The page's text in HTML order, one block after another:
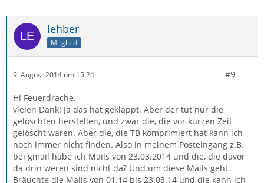
lehber
Mitglied
9. August 2014 um 15:24 #9
Hi Feuerdrache,
vielen Dank! Ja das hat geklappt. Aber der tut nur die
gelöschten herstellen, und zwar die, die vor kurzen Zeit
gelöscht waren. Aber die, die TB komprimiert hat kann ich
noch immer nicht finden. Also in meinem Posteingang z.B.
bei gmail habe ich Mails von 23.03.2014 und die, die davor
da drin weren sind nicht da? Und um diese Mails geht.
Bräuchte die Mails von 01.14 bis 23.03.14 und die kann ich